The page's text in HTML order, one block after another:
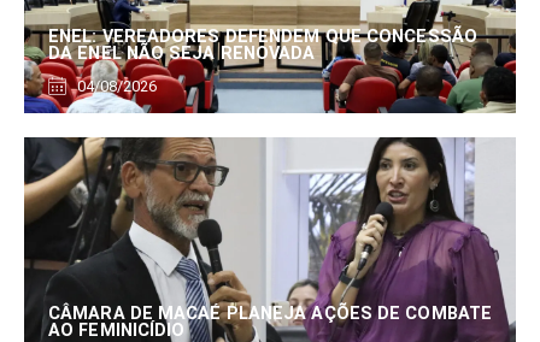
ENEL: VEREADORES DEFENDEM QUE CONCESSÃO
DA ENEL NÃO SEJA RENOVADA
04/08/2026
CÂMARA DE MACAÉ PLANEJA AÇÕES DE COMBATE
AO FEMINICÍDIO